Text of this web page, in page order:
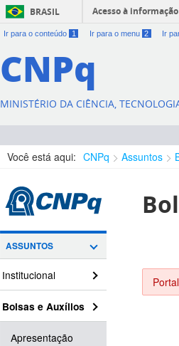
BRASIL Acesso à informação
Ir para o conteúdo 1 Ir para o menu 2 Ir
CNPq
MINISTÉRIO DA CIÊNCIA,
Você está aqui: CNPq Assuntos
ASSUNTOS
Institucional
Bolsas e Auxílios
Apresentação